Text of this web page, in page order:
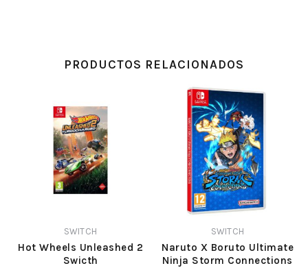
PRODUCTOS RELACIONADOS
SWITCH
Hot Wheels Unleashed 2
Swicth
SWITCH
Naruto X Boruto Ultimate
Ninja Storm Connections